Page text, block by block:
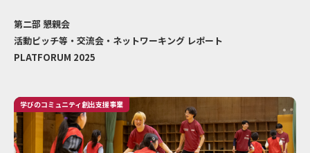
第二部 懇親会
活動ピッチ等・交流会・ネットワーキング レポート
PLATFORUM 2025
学びのコミュニティ創出支援事業